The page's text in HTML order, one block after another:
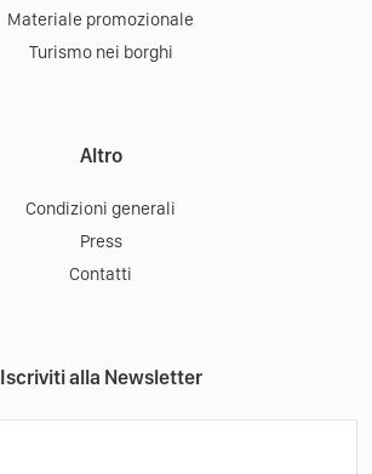
Materiale promozionale
Turismo nei borghi
Altro
Condizioni generali
Press
Contatti
Iscriviti alla Newsletter